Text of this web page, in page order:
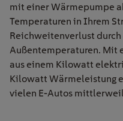
mit einer Wärmepumpe
Temperaturen in Ihrem
Reichweitenverlust
Außentemperaturen. Mit
aus einem Kilowatt
Kilowatt Wärmeleistung
vielen E-Autos